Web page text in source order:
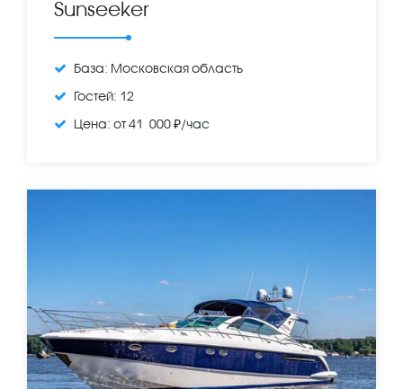
Sunseeker
База: Московская область
Гостей: 12
Цена: от 41 000 ₽/час